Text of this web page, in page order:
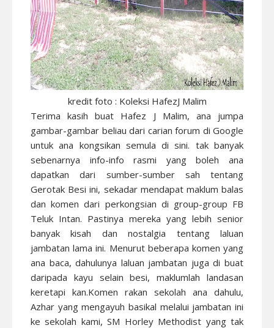
kredit foto : Koleksi HafezJ Malim
Terima kasih buat Hafez J Malim, ana jumpa
gambar-gambar beliau dari carian forum di Google
untuk ana kongsikan semula di sini. tak banyak
sebenarnya info-info rasmi yang boleh ana
dapatkan dari sumber-sumber sah tentang
Gerotak Besi ini, sekadar mendapat maklum balas
dan komen dari perkongsian di group-group FB
Teluk Intan. Pastinya mereka yang lebih senior
banyak kisah dan nostalgia tentang laluan
jambatan lama ini. Menurut beberapa komen yang
ana baca, dahulunya laluan jambatan juga di buat
daripada kayu selain besi, maklumlah landasan
keretapi kan.Komen rakan sekolah ana dahulu,
Azhar yang mengayuh basikal melalui jambatan ini
ke sekolah kami, SM Horley Methodist yang tak